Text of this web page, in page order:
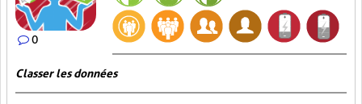
0
Classer les données